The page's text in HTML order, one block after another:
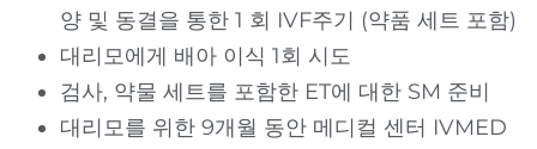
양 및 동결을 통한 1 회 IVF주기 (약품 세트 포함)
대리모에게 배아 이식 1회 시도
검사, 약물 세트를 포함한 ET에 대한 SM 준비
대리모를 위한 9개월 동안 메디컬 센터 IVMED